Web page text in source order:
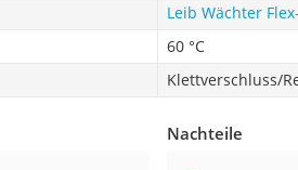
Leib Wächter
60 °C
Klettverschluss/
Nachteile